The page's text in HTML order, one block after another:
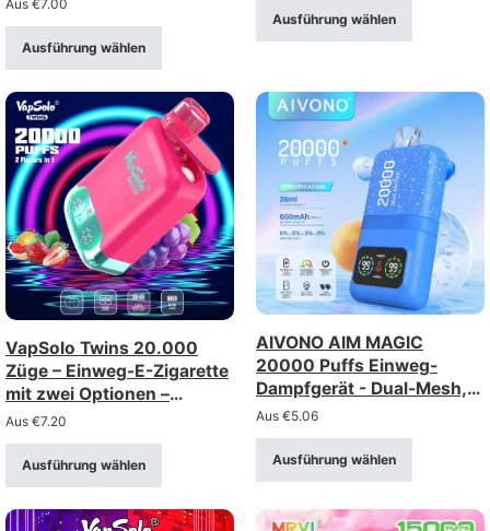
wiederaufladbar über Typ-
C-Anschluss (Stärke: 0–
5%)
Aus €7.00
Ausführung wählen
Ausführung wählen
VapSolo Twins 20.000
Züge – Einweg-E-Zigarette
mit zwei Optionen –
wiederaufladbar mit
Display
Aus €7.20
Ausführung wählen
AIVONO AIM MAGIC
20000 Puffs Einweg-
Dampfgerät - Dual-Mesh,
LCD-Display
Aus €5.06
Ausführung wählen